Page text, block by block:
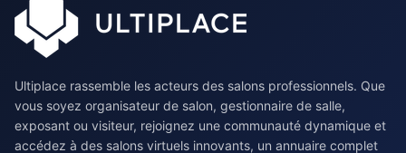
Ultiplace rassemble les acteurs des salons professionnels. Que
vous soyez organisateur de salon, gestionnaire de salle,
exposant ou visiteur, rejoignez une communauté dynamique et
accédez à des salons virtuels innovants, un annuaire complet